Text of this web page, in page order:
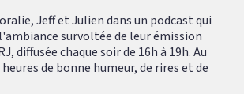
Jeff et Julien dans un podcast qui
survoltée de leur émission
diffusée chaque soir de 16h à 19h. Au
de bonne humeur, de rires et de